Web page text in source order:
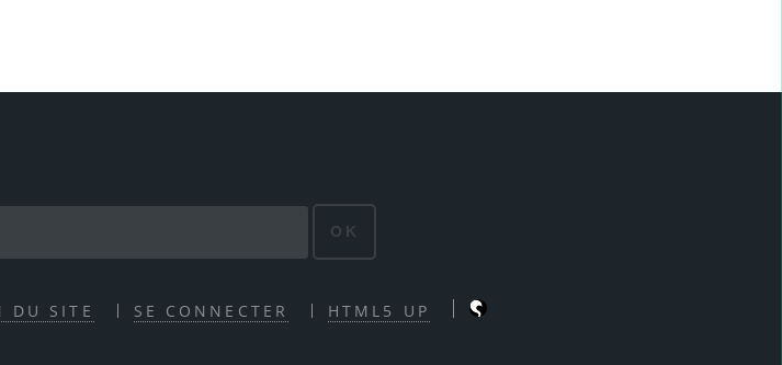
OK
DU SITE SE CONNECTER HTML5 UP